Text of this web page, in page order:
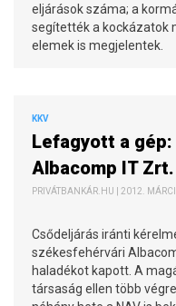
eljárások száma; a
segítették a kockázatok
elemek is megjelentek.
KKV
Lefagyott a
Albacomp IT Zrt.
PRIVÁTBANKÁR.HU | 2012.
Csődeljárás iránti
székesfehérvári
haladékot kapott. A
társaság ellen több